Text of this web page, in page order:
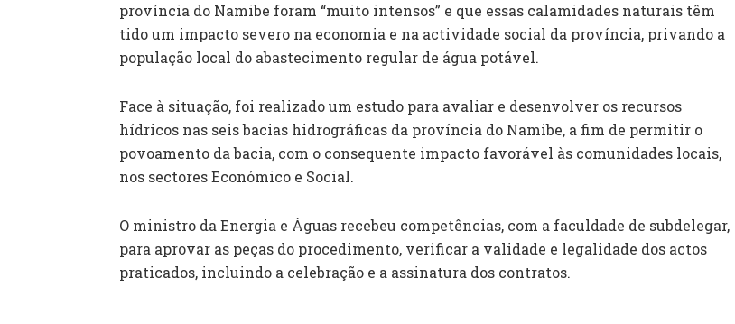
província do Namibe foram “muito intensos” e que essas calamidades naturais têm
tido um impacto severo na economia e na actividade social da província, privando a
população local do abastecimento regular de água potável.
Face à situação, foi realizado um estudo para avaliar e desenvolver os recursos
hídricos nas seis bacias hidrográficas da província do Namibe, a fim de permitir o
povoamento da bacia, com o consequente impacto favorável às comunidades locais,
nos sectores Económico e Social.
O ministro da Energia e Águas recebeu competências, com a faculdade de subdelegar,
para aprovar as peças do procedimento, verificar a validade e legalidade dos actos
praticados, incluindo a celebração e a assinatura dos contratos.